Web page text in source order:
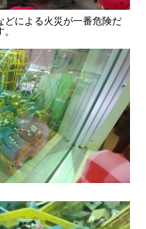
による火災が一番危険だ
。